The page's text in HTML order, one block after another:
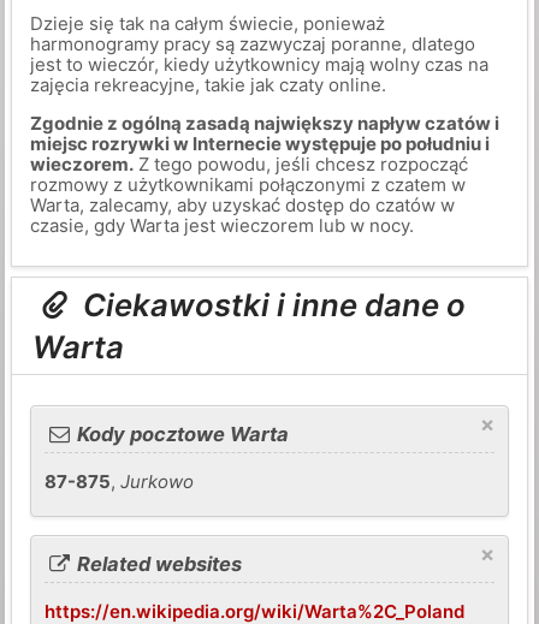
Dzieje się tak na całym świecie, ponieważ
harmonogramy pracy są zazwyczaj poranne, dlatego
jest to wieczór, kiedy użytkownicy mają wolny czas na
zajęcia rekreacyjne, takie jak czaty online.
Zgodnie z ogólną zasadą największy napływ czatów i
miejsc rozrywki w Internecie występuje po południu i
wieczorem.Z tego powodu, jeśli chcesz rozpocząć
rozmowy z użytkownikami połączonymi z czatem w
Warta, zalecamy, aby uzyskać dostęp do czatów w
czasie, gdy Warta jest wieczorem lub w nocy.
Ciekawostki i inne dane o
Warta
×
Kody pocztowe Warta
87-875,Jurkowo
×
Related websites
https://en.wikipedia.org/wiki/Warta%2C_Poland